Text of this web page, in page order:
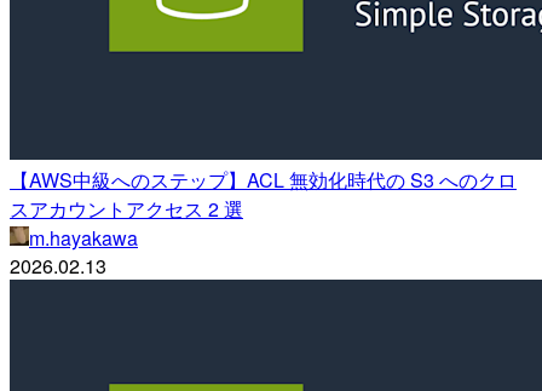
【AWS中級へのステップ】ACL 無効化時代の S3 へのクロ
スアカウントアクセス 2 選
m.hayakawa
2026.02.13